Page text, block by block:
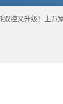
控又升级！上万